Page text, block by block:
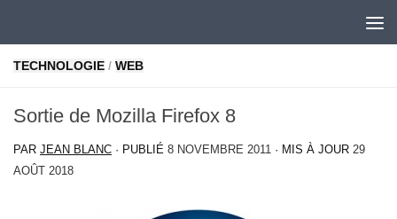
TECHNOLOGIE / WEB
Sortie de Mozilla Firefox 8
PAR JEAN BLANC · PUBLIÉ 8 NOVEMBRE 2011 · MIS À JOUR 29
AOÛT 2018